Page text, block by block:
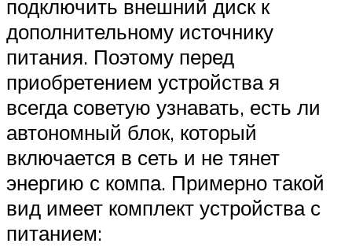
подключить внешний диск к
дополнительному источнику
питания. Поэтому перед
приобретением устройства я
всегда советую узнавать, есть ли
автономный блок, который
включается в сеть и не тянет
энергию с компа. Примерно такой
вид имеет комплект устройства с
питанием: